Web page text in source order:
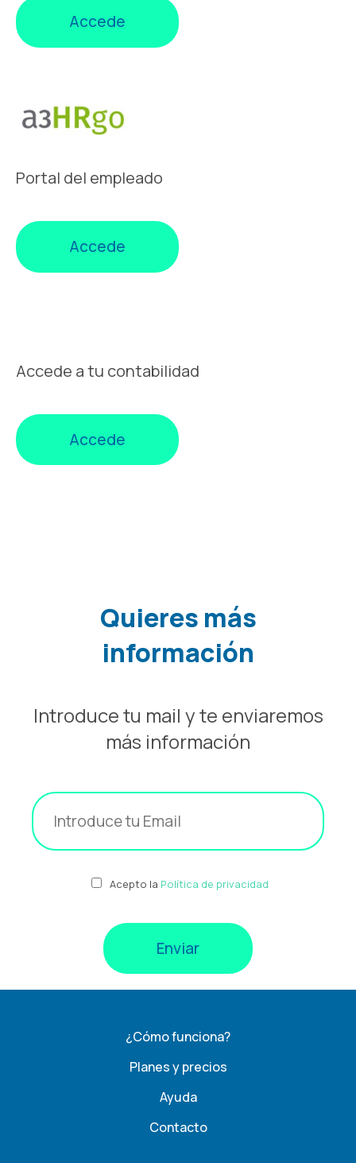
Accede
Portal del empleado
Accede
Accede a tu contabilidad
Accede
Quieres más
información
Introduce tu mail y te enviaremos
más información
Acepto la Política de privacidad
¿Cómo funciona?
Planes y precios
Ayuda
Contacto